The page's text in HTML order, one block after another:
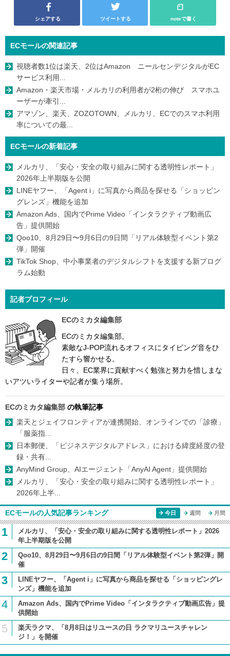
シェアする ツイートする noteで書く
ECモールの関連記事
視聴者数1位は楽天、2位はAmazon ニールセンデジタルがEC
サービス利用...
Amazon・楽天市場・メルカリの利用者が2桁の伸び スマホユ
ーザーが牽引...
アマゾン、楽天、ZOZOTOWN、メルカリ、ECでのスマホ利用
率についての最...
ECモールの新着記事
メルカリ、「安心・安全の取り組みに関する透明性レポート」
2026年上半期版を公開
LINEヤフー、「Agent i」に写真から商品を探せる「ショッピン
グレンズ」機能を追加
Amazon Ads、国内でPrime Video「インタラクティブ動画広
告」提供開始
Qoo10、8月29日〜9月6日の9日間「リアル体験型イベント第2
弾」開催
TikTok Shop、中小事業者のデジタルシフトを支援する新プログ
ラム始動
記者プロフィール
ECのミカタ編集部
ECのミカタ編集部。
素敵なJ-POP流れるオフィスにタイピング音をひ
たすら響かせる。
日々、EC業界に貢献すべく勉強と努力を惜しまな
いアツいライターや記者が集う場所。
ECのミカタ編集部 の執筆記事
楽天とジェイフロンティアが連携開始、オンラインでの「診療」
「服薬指...
日本郵便、「ビジネスデジタルアドレス」における緯度経度の登
録・共有...
AnyMind Group、AIエージェント「AnyAI Agent」提供開始
メルカリ、「安心・安全の取り組みに関する透明性レポート」
2026年上半...
ECモールの人気記事ランキング 今日 週間 月間
1
メルカリ、「安心・安全の取り組みに関する透明性レポート」2026
年上半期版を公開
2
Qoo10、8月29日〜9月6日の9日間「リアル体験型イベント第2弾」開
催
3
LINEヤフー、「Agent i」に写真から商品を探せる「ショッピングレ
ンズ」機能を追加
4
Amazon Ads、国内でPrime Video「インタラクティブ動画広告」提
供開始
5
楽天ラクマ、「8月8日はリユースの日 ラクマリユースチャレン
ジ！」を開催